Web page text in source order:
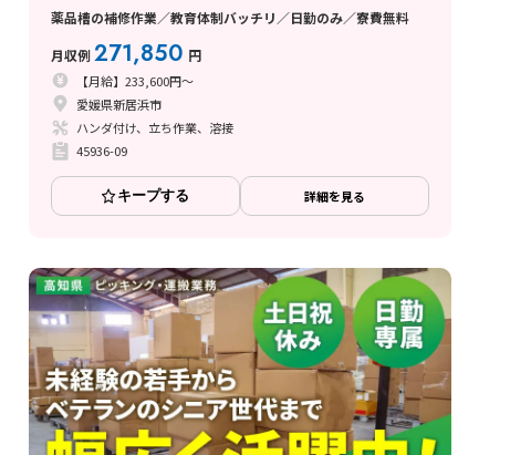
薬品槽の補修作業／教育体制バッチリ／日勤のみ／寮費無料
月収例271,850 円
【月給】233,600円～
愛媛県新居浜市
ハンダ付け、立ち作業、溶接
45936-09
キープする 詳細を見る